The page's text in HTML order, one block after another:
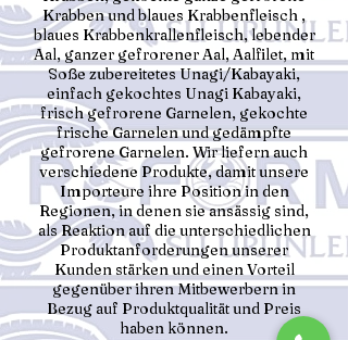
Krabben und blaues Krabbenfleisch ,
blaues Krabbenkrallenfleisch, lebender
Aal, ganzer gefrorener Aal, Aalfilet, mit
Soße zubereitetes Unagi/Kabayaki,
einfach gekochtes Unagi Kabayaki,
frisch gefrorene Garnelen, gekochte
frische Garnelen und gedämpfte
gefrorene Garnelen. Wir liefern auch
verschiedene Produkte, damit unsere
Importeure ihre Position in den
Regionen, in denen sie ansässig sind,
als Reaktion auf die unterschiedlichen
Produktanforderungen unserer
Kunden stärken und einen Vorteil
gegenüber ihren Mitbewerbern in
Bezug auf Produktqualität und Preis
haben können.